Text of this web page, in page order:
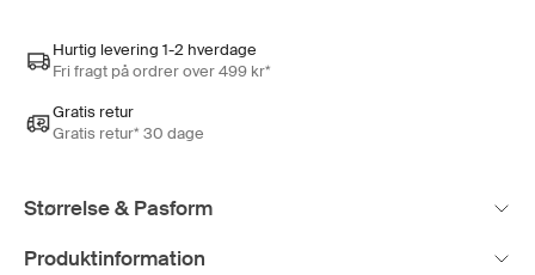
Hurtig levering 1-2 hverdage
Fri fragt på ordrer over 499 kr*
Gratis retur
Gratis retur* 30 dage
Størrelse & Pasform
Produktinformation